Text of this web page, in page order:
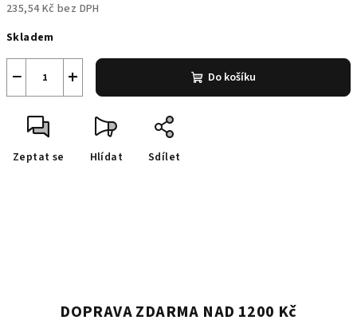
235,54 Kč bez DPH
cena:
Skladem
+
− Do košíku
Zeptat se Hlídat Sdílet
DOPRAVA ZDARMA NAD 1200 Kč